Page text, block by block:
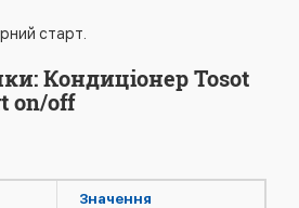
старт.
Кондиціонер Tosot
on/off
Значення